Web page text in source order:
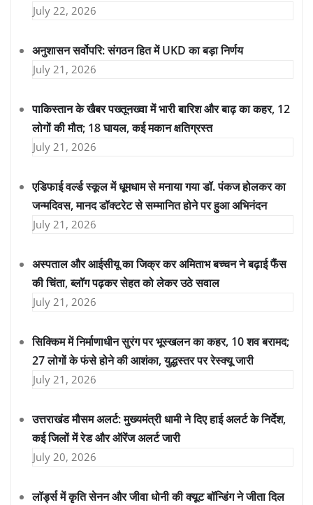
July 22, 2026
अनुशासन सर्वोपरि: संगठन हित में UKD का बड़ा निर्णय
July 21, 2026
पाकिस्तान के खैबर पख्तूनख्वा में भारी बारिश और बाढ़ का कहर, 12
लोगों की मौत; 18 घायल, कई मकान क्षतिग्रस्त
July 21, 2026
एडिफाई वर्ल्ड स्कूल में धूमधाम से मनाया गया डॉ. पंकज होलकर का
जन्मदिवस, मानद डॉक्टरेट से सम्मानित होने पर हुआ अभिनंदन
July 21, 2026
अस्पताल और आईसीयू का जिक्र कर अमिताभ बच्चन ने बढ़ाई फैंस
की चिंता, ब्लॉग पढ़कर सेहत को लेकर उठे सवाल
July 21, 2026
सिक्किम में निर्माणाधीन सुरंग पर भूस्खलन का कहर, 10 शव बरामद;
27 लोगों के फंसे होने की आशंका, युद्धस्तर पर रेस्क्यू जारी
July 21, 2026
उत्तराखंड मौसम अलर्ट: मुख्यमंत्री धामी ने दिए हाई अलर्ट के निर्देश,
कई जिलों में रेड और ऑरेंज अलर्ट जारी
July 20, 2026
लॉर्ड्स में कृति सेनन और जीवा धोनी की क्यूट बॉन्डिंग ने जीता दिल